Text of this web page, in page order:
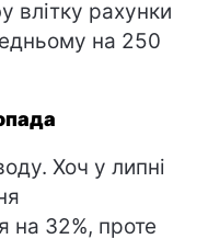
влітку рахунки
на 250
Хоч у липні
на 32%, проте